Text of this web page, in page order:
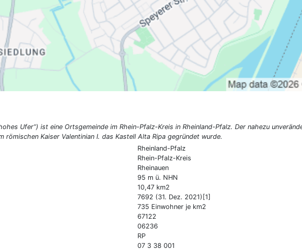
Ufer“) ist eine Ortsgemeinde im Rhein-Pfalz-Kreis in Rheinland-Pfalz. Der nahezu
römischen Kaiser Valentinian I. das Kastell Alta Ripa gegründet wurde.
Rheinland-Pfalz
Rhein-Pfalz-Kreis
Rheinauen
95 m ü. NHN
10,47 km2
7692 (31. Dez. 2021)[1]
735 Einwohner je km2
67122
06236
RP
07 3 38 001